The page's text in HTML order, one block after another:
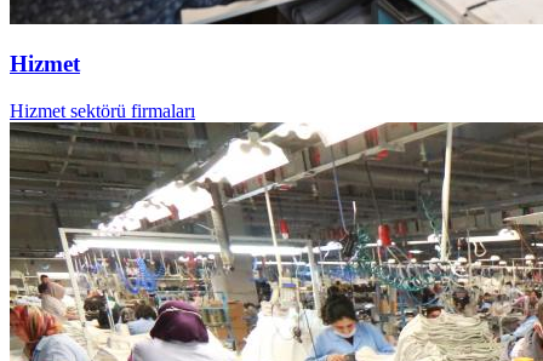
Hizmet
Hizmet sektörü firmaları